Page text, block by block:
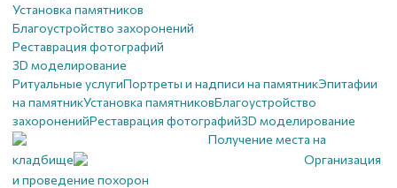
Установка памятников
Благоустройство захоронений
Реставрация фотографий
3D моделирование
Ритуальные услугиПортреты и надписи на памятникЭпитафии
на памятникУстановка памятниковБлагоустройство
захороненийРеставрация фотографий3D моделирование
Получение места на
кладбище
Организация
и проведение похорон